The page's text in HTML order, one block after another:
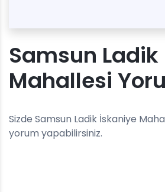
Samsun
Mahallesi
Sizde Samsun Ladik İskaniye
yorum yapabilirsiniz.